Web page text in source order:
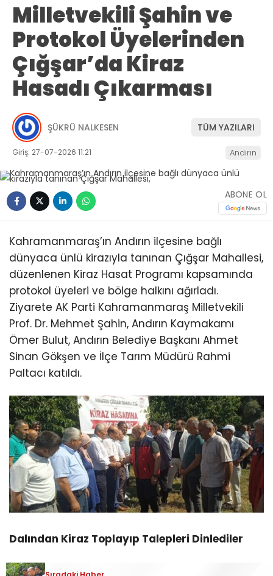
Milletvekili Şahin ve
Protokol Üyelerinden
Çığşar’da Kiraz
Hasadı Çıkarması
ŞÜKRÜ NALKESEN TÜM YAZILARI
Giriş: 27-07-2026 11:21 Andırın
ABONE OL
Kahramanmaraş’ın Andırın ilçesine bağlı
dünyaca ünlü kirazıyla tanınan Çığşar Mahallesi,
düzenlenen Kiraz Hasat Programı kapsamında
protokol üyeleri ve bölge halkını ağırladı.
Ziyarete AK Parti Kahramanmaraş Milletvekili
Prof. Dr. Mehmet Şahin, Andırın Kaymakamı
Ömer Bulut, Andırın Belediye Başkanı Ahmet
Sinan Gökşen ve İlçe Tarım Müdürü Rahmi
Paltacı katıldı.
Dalından Kiraz Toplayıp Talepleri Dinlediler
Çığşar kiraz bahçelerini gezerek incelemelerde